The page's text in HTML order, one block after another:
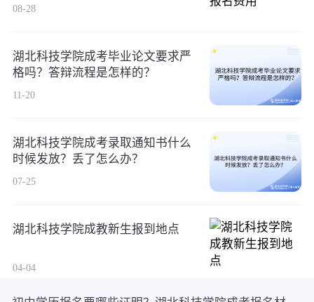
08-28
湖北科技学院成考毕业论文要求严
格吗？答辩流程是怎样的？
11-20
湖北科技学院成考录取通知书什么
时候发放？丢了怎么办？
07-25
湖北科技学院成教新生报到地点
04-04